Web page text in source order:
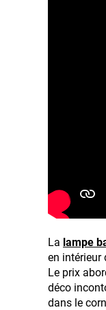
La lampe
en intérieur
Le prix
déco
dans le